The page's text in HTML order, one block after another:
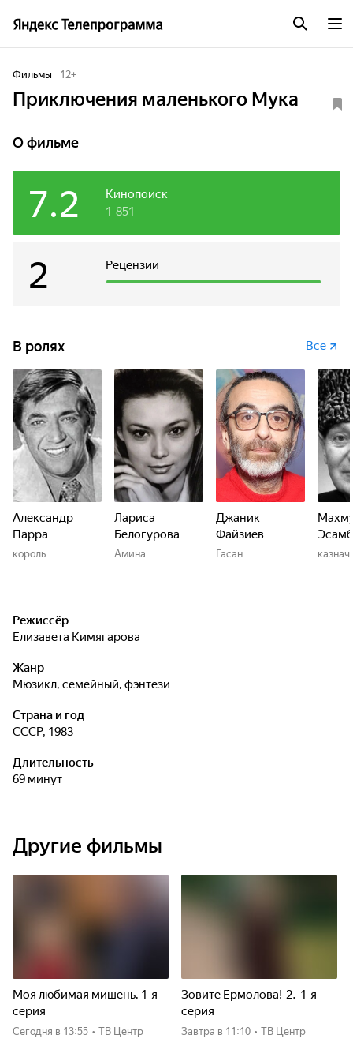
Фильмы 12+
Приключения маленького Мука
О фильме
Кинопоиск
7.2 1 851
Рецензии
2
В ролях Все
Александр
Парра
король
Лариса
Белогурова
Амина
Джаник
Файзиев
Гасан
Режиссёр
Елизавета Кимягарова
Жанр
мюзикл, семейный, фэнтези
Страна и год
СССР, 1983
Длительность
69 минут
Другие фильмы
Моя любимая мишень. 1-я
серия
Сегодня в 13:55 • ТВ Центр
Зовите Ермолова!-2. 1-я
серия
Завтра в 11:10 • ТВ Центр